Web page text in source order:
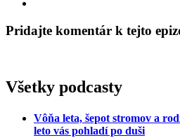
Pridajte komentár k tejto
Všetky podcasty
Vôňa leta, šepot stromov a
leto vás pohladí po duši